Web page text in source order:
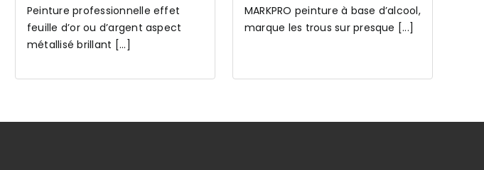
Peinture professionnelle effet
feuille d’or ou d’argent aspect
métallisé brillant [...]
MARKPRO peinture à base d’alcool,
marque les trous sur presque [...]